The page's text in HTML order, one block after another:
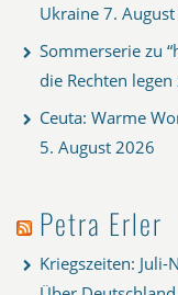
Ukraine 7.
Sommerserie zu
die Rechten legen
Ceuta: Warme
5. August 2026
Petra Erler
Kriegszeiten: Juli-